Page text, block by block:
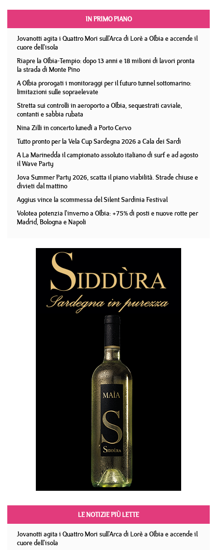
IN PRIMO PIANO
Jovanotti agita i Quattro Mori sull'Arca di Lorè a Olbia e accende il
cuore dell'isola
Riapre la Olbia-Tempio: dopo 13 anni e 18 milioni di lavori pronta
la strada di Monte Pino
A Olbia prorogati i monitoraggi per il futuro tunnel sottomarino:
limitazioni sulle sopraelevate
Stretta sui controlli in aeroporto a Olbia, sequestrati caviale,
contanti e sabbia rubata
Nina Zilli in concerto lunedì a Porto Cervo
Tutto pronto per la Vela Cup Sardegna 2026 a Cala dei Sardi
A La Marinedda il campionato assoluto italiano di surf e ad agosto
il Wave Party
Jova Summer Party 2026, scatta il piano viabilità. Strade chiuse e
divieti dal mattino
Aggius vince la scommessa del Silent Sardinia Festival
Volotea potenzia l'inverno a Olbia: +75% di posti e nuove rotte per
Madrid, Bologna e Napoli
LE NOTIZIE PIÙ LETTE
Jovanotti agita i Quattro Mori sull'Arca di Lorè a Olbia e accende il
cuore dell'isola